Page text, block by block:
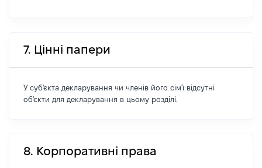
7. Цінні папери
У суб'єкта декларування чи членів його сім'ї відсутні
об'єкти для декларування в цьому розділі.
8. Корпоративні права